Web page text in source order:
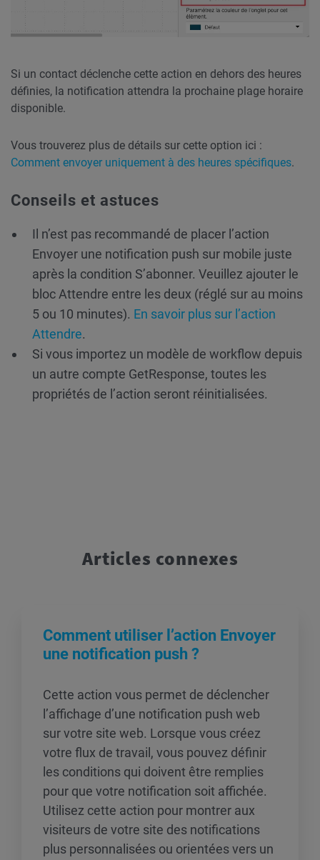
Si un contact déclenche cette action en dehors des heures
définies, la notification attendra la prochaine plage horaire
disponible.
Vous trouverez plus de détails sur cette option ici :
Comment envoyer uniquement à des heures spécifiques.
Conseils et astuces
Il n’est pas recommandé de placer l’action
Envoyer une notification push sur mobile juste
après la condition S’abonner. Veuillez ajouter le
bloc Attendre entre les deux (réglé sur au moins
5 ou 10 minutes). En savoir plus sur l’action
Attendre.
Si vous importez un modèle de workflow depuis
un autre compte GetResponse, toutes les
propriétés de l’action seront réinitialisées.
Articles connexes
Comment utiliser l’action Envoyer
une notification push ?
Cette action vous permet de déclencher
l’affichage d’une notification push web
sur votre site web. Lorsque vous créez
votre flux de travail, vous pouvez définir
les conditions qui doivent être remplies
pour que votre notification soit affichée.
Utilisez cette action pour montrer aux
visiteurs de votre site des notifications
plus personnalisées ou orientées vers un